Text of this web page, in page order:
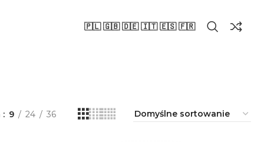
🇵🇱 🇬🇧 🇩🇪 🇮🇹 🇪🇸 🇫🇷
9 24 36